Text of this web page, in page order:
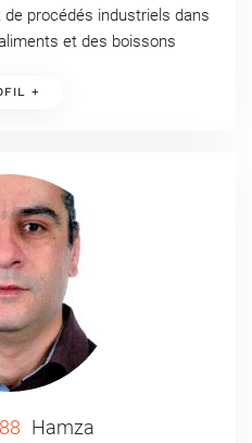
procédés industriels dans
et des boissons
+
Hamza